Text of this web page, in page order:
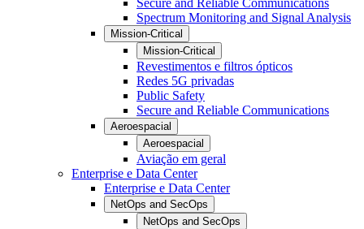
Secure and Reliable Communications
Spectrum Monitoring and Signal Analysis
Mission-Critical
Mission-Critical
Revestimentos e filtros ópticos
Redes 5G privadas
Public Safety
Secure and Reliable Communications
Aeroespacial
Aeroespacial
Aviação em geral
Enterprise e Data Center
Enterprise e Data Center
NetOps and SecOps
NetOps and SecOps